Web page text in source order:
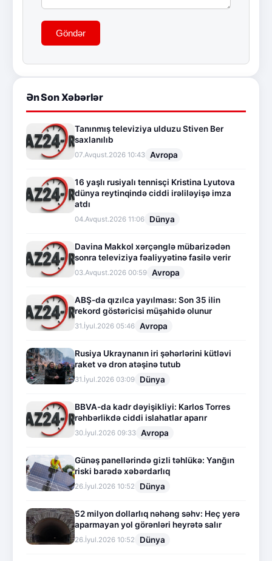
Göndər
Ən Son Xəbərlər
Tanınmış televiziya ulduzu Stiven Ber
saxlanılıb
07.Avqust.2026 10:43 Avropa
16 yaşlı rusiyalı tennisçi Kristina Lyutova
dünya reytinqində ciddi irəliləyişə imza
atdı
04.Avqust.2026 11:06 Dünya
Davina Makkol xərçənglə mübarizədən
sonra televiziya fəaliyyətinə fasilə verir
03.Avqust.2026 00:59 Avropa
ABŞ-da qızılca yayılması: Son 35 ilin
rekord göstəricisi müşahidə olunur
31.İyul.2026 05:46 Avropa
Rusiya Ukraynanın iri şəhərlərini kütləvi
raket və dron atəşinə tutub
31.İyul.2026 03:09 Dünya
BBVA-da kadr dəyişikliyi: Karlos Torres
rəhbərlikdə ciddi islahatlar aparır
30.İyul.2026 09:33 Avropa
Günəş panellərində gizli təhlükə: Yanğın
riski barədə xəbərdarlıq
26.İyul.2026 10:52 Dünya
52 milyon dollarlıq nəhəng səhv: Heç yerə
aparmayan yol görənləri heyrətə salır
26.İyul.2026 10:52 Dünya